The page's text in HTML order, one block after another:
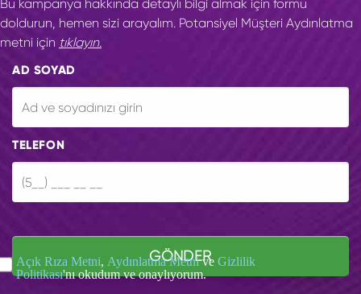
Bu kampanya hakkında detaylı bilgi almak için formu
doldurun, hemen sizi arayalım. Potansiyel Müşteri Aydınlatma
metni için tıklayın.
AD SOYAD
TELEFON
GÖNDER
Açık Rıza Metni, Aydınlatma Metnive Gizlilik
Politikası'nı okudum ve onaylıyorum.